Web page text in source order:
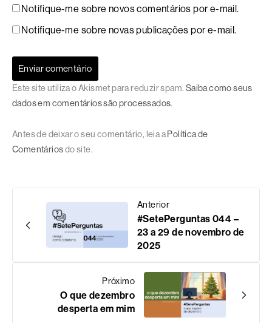
Notifique-me sobre novos comentários por e-mail.
Notifique-me sobre novas publicações por e-mail.
Este site utiliza o Akismet para reduzir spam. Saiba como seus
dados em comentários são processados.
Antes de deixar o seu comentário, leia a Política de
Comentáriosdo site.
Anterior
#SetePerguntas 044 –
23 a 29 de novembro de
2025
Próximo
O que dezembro
desperta em mim